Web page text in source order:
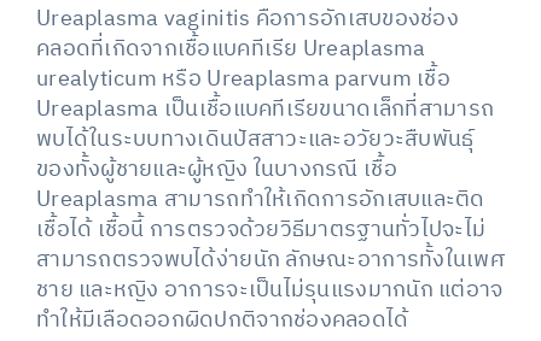
Ureaplasma vaginitis คือการอักเสบของช่อง
คลอดที่เกิดจากเชื้อแบคทีเรีย Ureaplasma
urealyticum หรือ Ureaplasma parvum เชื้อ
Ureaplasma เป็นเชื้อแบคทีเรียขนาดเล็กที่สามารถ
พบได้ในระบบทางเดินปัสสาวะและอวัยวะสืบพันธุ์
ของทั้งผู้ชายและผู้หญิง ในบางกรณี เชื้อ
Ureaplasma สามารถทำให้เกิดการอักเสบและติด
เชื้อได้ เชื้อนี้ การตรวจด้วยวิธีมาตรฐานทั่วไปจะไม่
สามารถตรวจพบได้ง่ายนัก ลักษณะอาการทั้งในเพศ
ชาย และหญิง อาการจะเป็นไม่รุนแรงมากนัก แต่อาจ
ทำให้มีเลือดออกผิดปกติจากช่องคลอดได้